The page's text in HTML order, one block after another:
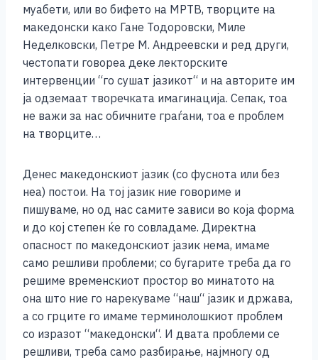
муабети, или во бифето на МРТВ, творците на
македонски како Гане Тодоровски, Миле
Неделковски, Петре М. Андреевски и ред други,
честопати говореа деке лекторските
интервенции “го сушат јазикот“ и на авторите им
ја одземаат творечката имагинација. Сепак, тоа
не важи за нас обичните граѓани, тоа е проблем
на творците…
Денес македонскиот јазик (со фуснота или без
неа) постои. На тој јазик ние говориме и
пишуваме, но од нас самите зависи во која форма
и до кој степен ќе го совладаме. Директна
опасност по македонскиот јазик нема, имаме
само решливи проблеми; со бугарите треба да го
решиме временскиот простор во минатото на
она што ние го нарекуваме “наш“ јазик и држава,
а со грците го имаме терминолошкиот проблем
со изразот “македонски“. И двата проблеми се
решливи, треба само разбирање, најмногу од